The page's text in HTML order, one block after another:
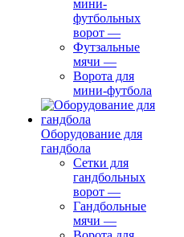
мини-
футбольных
ворот —
Футзальные
мячи —
Ворота для
мини-футбола
Оборудование для
гандбола
Сетки для
гандбольных
ворот —
Гандбольные
мячи —